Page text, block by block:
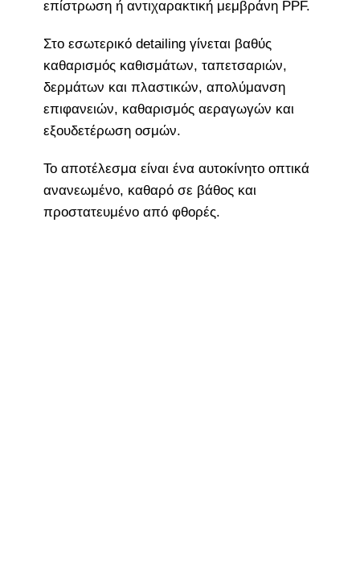
επίστρωση ή αντιχαρακτική μεμβράνη PPF.
Στο εσωτερικό detailing γίνεται βαθύς
καθαρισμός καθισμάτων, ταπετσαριών,
δερμάτων και πλαστικών, απολύμανση
επιφανειών, καθαρισμός αεραγωγών και
εξουδετέρωση οσμών.
Το αποτέλεσμα είναι ένα αυτοκίνητο οπτικά
ανανεωμένο, καθαρό σε βάθος και
προστατευμένο από φθορές.